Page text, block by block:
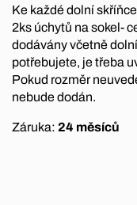
Ke každé dolní
2ks úchytů na sokel-
dodávány včetně
potřebujete, je třeba
Pokud rozměr
nebude dodán.
Záruka: 24 měsíců